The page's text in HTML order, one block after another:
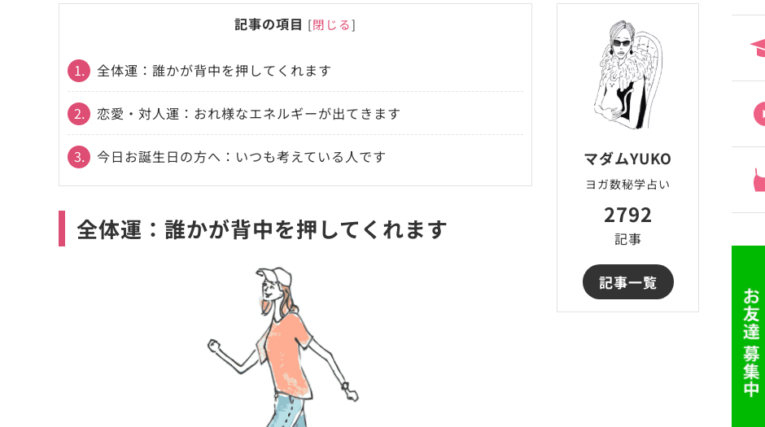
記事の項目 [閉じる]
1. 全体運：誰かが背中を押してくれます
2. 恋愛・対人運：おれ様なエネルギーが出てきます
3. 今日お誕生日の方へ：いつも考えている人です
全体運：誰かが背中を押してくれます
マダムYUKO
ヨガ数秘学占い
2792
記事
記事一覧